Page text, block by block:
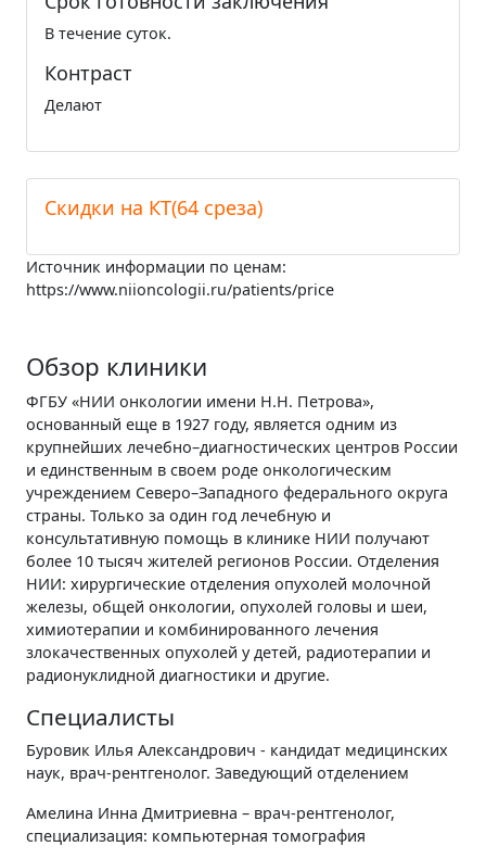
В течение суток.
Контраст
Делают
Cкидки на КТ(64 среза)
Источник информации по ценам:
https://www.niioncologii.ru/patients/price
Обзор клиники
ФГБУ «НИИ онкологии имени Н.Н. Петрова»,
основанный еще в 1927 году, является одним из
крупнейших лечебно–диагностических центров России
и единственным в своем роде онкологическим
учреждением Северо–Западного федерального округа
страны. Только за один год лечебную и
консультативную помощь в клинике НИИ получают
более 10 тысяч жителей регионов России. Отделения
НИИ: хирургические отделения опухолей молочной
железы, общей онкологии, опухолей головы и шеи,
химиотерапии и комбинированного лечения
злокачественных опухолей у детей, радиотерапии и
радионуклидной диагностики и другие.
Специалисты
Буровик Илья Александрович - кандидат медицинских
наук, врач-рентгенолог. Заведующий отделением
Амелина Инна Дмитриевна – врач-рентгенолог,
специализация: компьютерная томография